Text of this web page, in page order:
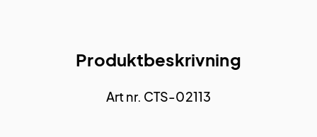
Produktbeskrivning
Art nr. CTS-02113